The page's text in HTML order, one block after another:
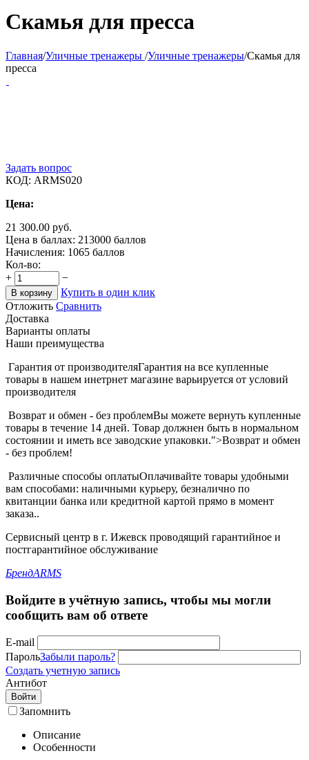
Скамья для пресса
Главная/Уличные тренажеры /Уличные тренажеры/Скамья для
пресса
Задать вопрос
КОД: ARMS020
Цена:
21 300.00 руб.
Цена в баллах: 213000 баллов
Начисления: 1065 баллов
Кол-во:
+
−
В корзину
Купить в один клик
Отложить Сравнить
Доставка
Варианты оплаты
Наши преимущества
Гарантия от производителяГарантия на все купленные
товары в нашем инетрнет магазине варьируется от условий
производителя
Возврат и обмен - без проблемВы можете вернуть купленные
товары в течение 14 дней. Товар должнен быть в нормальном
состоянии и иметь все заводские упаковки.">Возврат и обмен
- без проблем!
Различные способы оплатыОплачивайте товары удобными
вам способами: наличными курьеру, безналично по
квитанции банка или кредитной картой прямо в момент
заказа..
Сервисный центр в г. Ижевск проводящий гарантийное и
постгарантийное обслуживание
БрендARMS
Войдите в учётную запись, чтобы мы могли
сообщить вам об ответе
E-mail
ПарольЗабыли пароль?
Создать учетную запись
Антибот
Войти
Запомнить
Описание
Особенности